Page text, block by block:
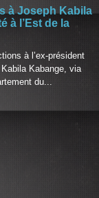
à Joseph Kabila
à l’Est de la
à l’ex-président
Kabange, via
du...